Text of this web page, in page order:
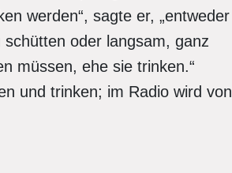
werden“, sagte er, „entweder
oder langsam, ganz
müssen, ehe sie trinken.“
und trinken; im Radio wird von